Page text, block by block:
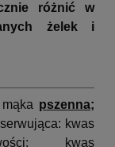
różnić w
żelek i
pszenna;
kwas
kwas